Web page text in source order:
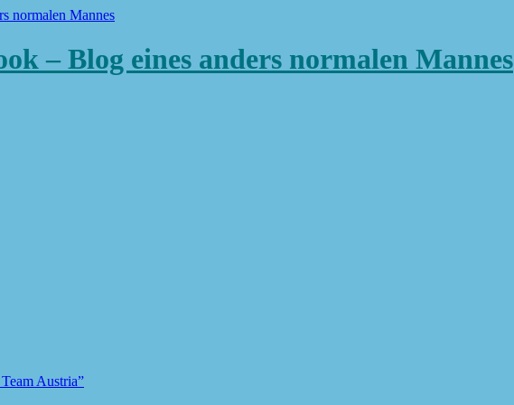
– Blog eines anders normalen Mannes
Austria”